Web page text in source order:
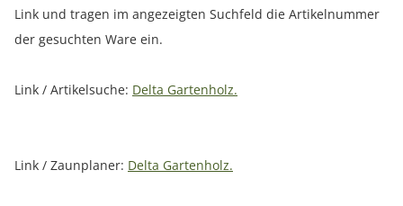
Link und tragen im angezeigten Suchfeld die Artikelnummer
der gesuchten Ware ein.
Link / Artikelsuche: Delta Gartenholz.
Link / Zaunplaner: Delta Gartenholz.